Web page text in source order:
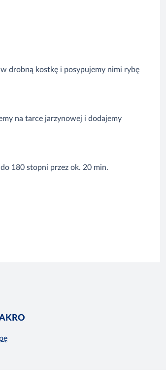
drobną kostkę i posypujemy nimi rybę
na tarce jarzynowej i dodajemy
180 stopni przez ok. 20 min.